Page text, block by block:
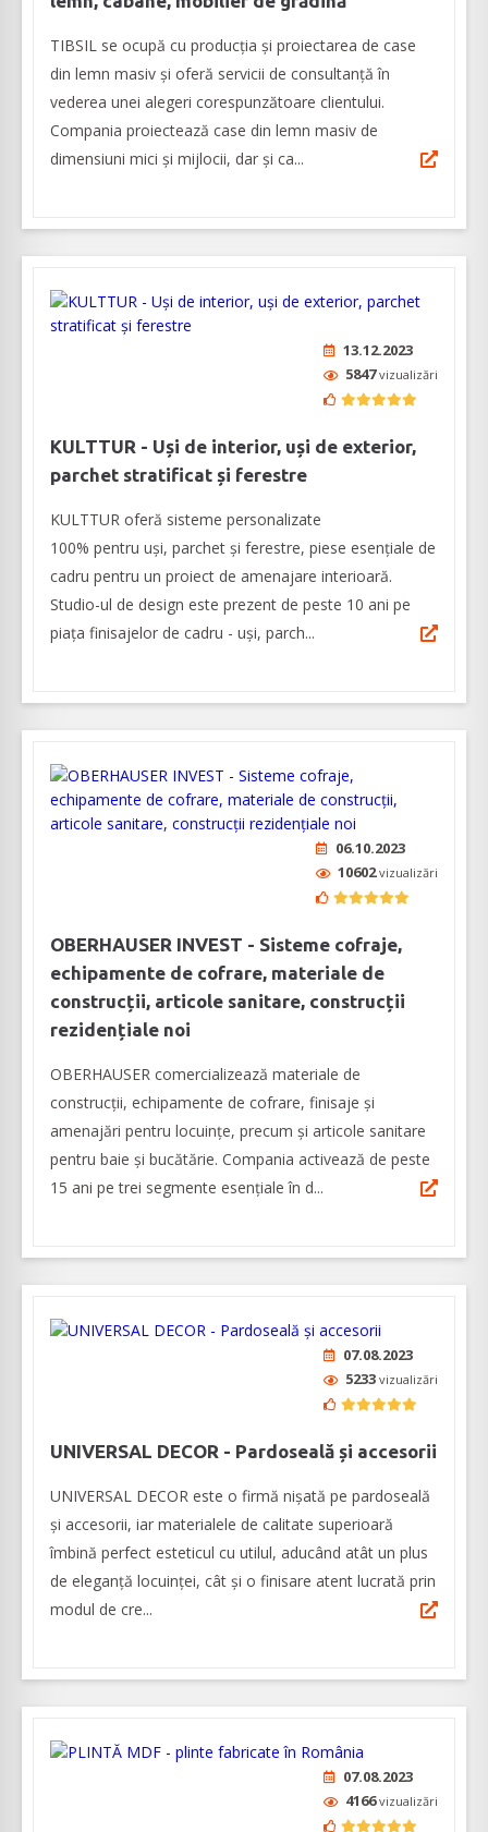
TIBSIL se ocupă cu producția și proiectarea de case
din lemn masiv și oferă servicii de consultanță în
vederea unei alegeri corespunzătoare clientului.
Compania proiectează case din lemn masiv de
dimensiuni mici și mijlocii, dar și ca...
13.12.2023
5847vizualizări
KULTTUR - Uși de interior, uși de exterior,
parchet stratificat și ferestre
KULTTUR oferă sisteme personalizate
100% pentru uși, parchet și ferestre, piese esențiale de
cadru pentru un proiect de amenajare interioară.
Studio-ul de design este prezent de peste 10 ani pe
piața finisajelor de cadru - uși, parch...
06.10.2023
10602vizualizări
OBERHAUSER INVEST - Sisteme cofraje,
echipamente de cofrare, materiale de
construcții, articole sanitare, construcții
rezidențiale noi
OBERHAUSER comercializează materiale de
construcții, echipamente de cofrare, finisaje și
amenajări pentru locuințe, precum și articole sanitare
pentru baie și bucătărie. Compania activează de peste
15 ani pe trei segmente esențiale în d...
07.08.2023
5233 vizualizări
UNIVERSAL DECOR - Pardoseală și accesorii
UNIVERSAL DECOR este o firmă nișată pe pardoseală
și accesorii, iar materialele de calitate superioară
îmbină perfect esteticul cu utilul, aducând atât un plus
de eleganță locuinței, cât și o finisare atent lucrată prin
modul de cre...
07.08.2023
4166vizualizări